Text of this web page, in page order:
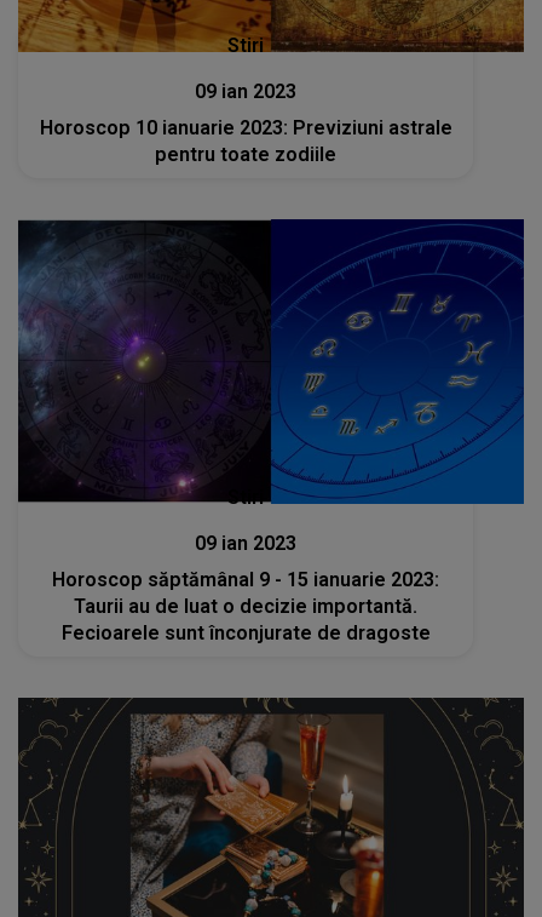
Stiri
09 ian 2023
Horoscop 10 ianuarie 2023: Previziuni astrale
pentru toate zodiile
Stiri
09 ian 2023
Horoscop săptămânal 9 - 15 ianuarie 2023:
Taurii au de luat o decizie importantă.
Fecioarele sunt înconjurate de dragoste